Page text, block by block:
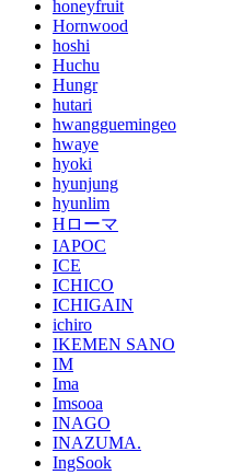
honeyfruit
Hornwood
hoshi
Huchu
Hungr
hutari
hwangguemingeo
hwaye
hyoki
hyunjung
hyunlim
Hローマ
IAPOC
ICE
ICHICO
ICHIGAIN
ichiro
IKEMEN SANO
IM
Ima
Imsooa
INAGO
INAZUMA.
IngSook